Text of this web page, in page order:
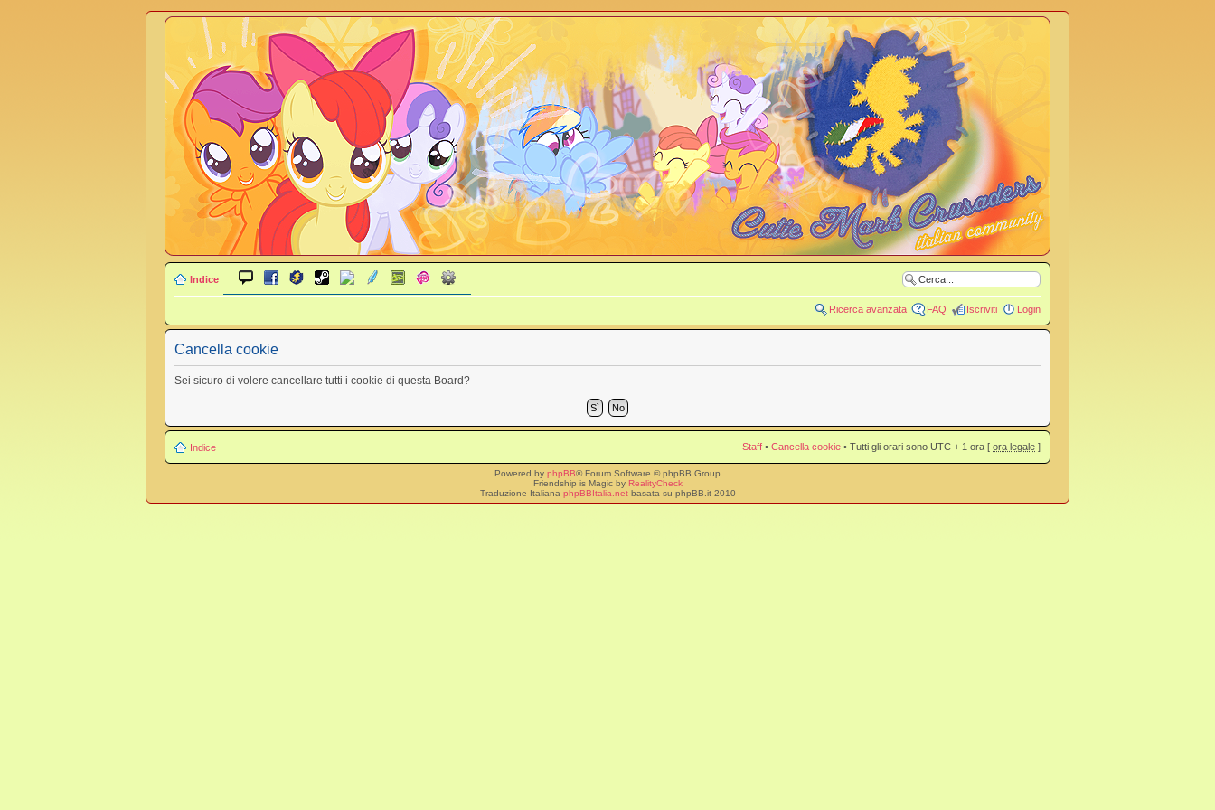
Indice
Ricerca avanzata FAQ Iscriviti Login
Cancella cookie
Sei sicuro di volere cancellare tutti i cookie di questa Board?
Indice Staff • Cancella cookie • Tutti gli orari sono UTC + 1 ora [ ora legale ]
Powered by phpBB® Forum Software © phpBB Group
Friendship is Magic by RealityCheck
Traduzione Italiana phpBBItalia.netbasata su phpBB.it 2010